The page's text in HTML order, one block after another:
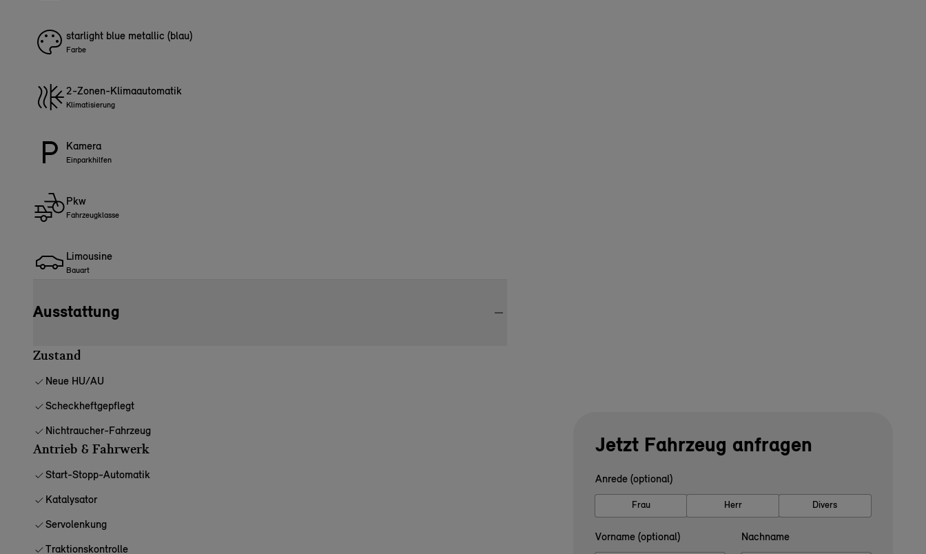
starlight blue metallic (blau)
Farbe
2-Zonen-Klimaautomatik
Klimatisierung
Kamera
Einparkhilfen
Pkw
Fahrzeugklasse
Limousine
Bauart
Ausstattung
Zustand
Neue HU/AU
Scheckheftgepflegt
Nichtraucher-Fahrzeug
Antrieb & Fahrwerk
Start-Stopp-Automatik
Katalysator
Servolenkung
Traktionskontrolle
Jetzt Fahrzeug anfragen
Anrede (optional)
Frau Herr Divers
Vorname (optional) Nachname